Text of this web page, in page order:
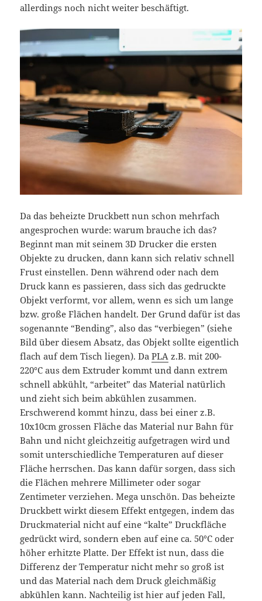
allerdings noch nicht weiter beschäftigt.
Da das beheizte Druckbett nun schon mehrfach
angesprochen wurde: warum brauche ich das?
Beginnt man mit seinem 3D Drucker die ersten
Objekte zu drucken, dann kann sich relativ schnell
Frust einstellen. Denn während oder nach dem
Druck kann es passieren, dass sich das gedruckte
Objekt verformt, vor allem, wenn es sich um lange
bzw. große Flächen handelt. Der Grund dafür ist das
sogenannte “Bending”, also das “verbiegen” (siehe
Bild über diesem Absatz, das Objekt sollte eigentlich
flach auf dem Tisch liegen). DaPLA z.B. mit 200-
220°C aus dem Extruder kommt und dann extrem
schnell abkühlt, “arbeitet” das Material natürlich
und zieht sich beim abkühlen zusammen.
Erschwerend kommt hinzu, dass bei einer z.B.
10x10cm grossen Fläche das Material nur Bahn für
Bahn und nicht gleichzeitig aufgetragen wird und
somit unterschiedliche Temperaturen auf dieser
Fläche herrschen. Das kann dafür sorgen, dass sich
die Flächen mehrere Millimeter oder sogar
Zentimeter verziehen. Mega unschön. Das beheizte
Druckbett wirkt diesem Effekt entgegen, indem das
Druckmaterial nicht auf eine “kalte” Druckfläche
gedrückt wird, sondern eben auf eine ca. 50°C oder
höher erhitzte Platte. Der Effekt ist nun, dass die
Differenz der Temperatur nicht mehr so groß ist
und das Material nach dem Druck gleichmäßig
abkühlen kann. Nachteilig ist hier auf jeden Fall,